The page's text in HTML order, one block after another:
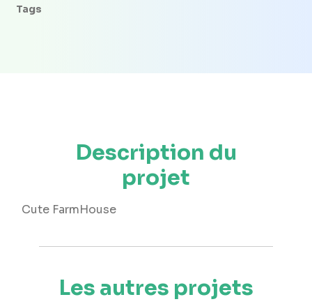
Tags
Description du
projet
Cute FarmHouse
Les autres projets